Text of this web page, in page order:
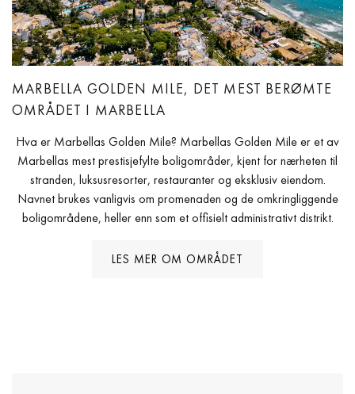
MARBELLA GOLDEN MILE, DET MEST BERØMTE
OMRÅDET I MARBELLA
Hva er Marbellas Golden Mile? Marbellas Golden Mile er et av
Marbellas mest prestisjefylte boligområder, kjent for nærheten til
stranden, luksusresorter, restauranter og eksklusiv eiendom.
Navnet brukes vanligvis om promenaden og de omkringliggende
boligområdene, heller enn som et offisielt administrativt distrikt.
LES MER OM OMRÅDET